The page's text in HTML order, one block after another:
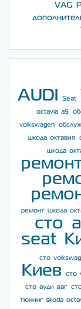
VAG
AUDI Seat
octavia a5
volkswagen
шкода октавия
шкода
ремонт шкода
сто
seat
сто
Киев
сто
сто ауди ваг
тюнинг skoda